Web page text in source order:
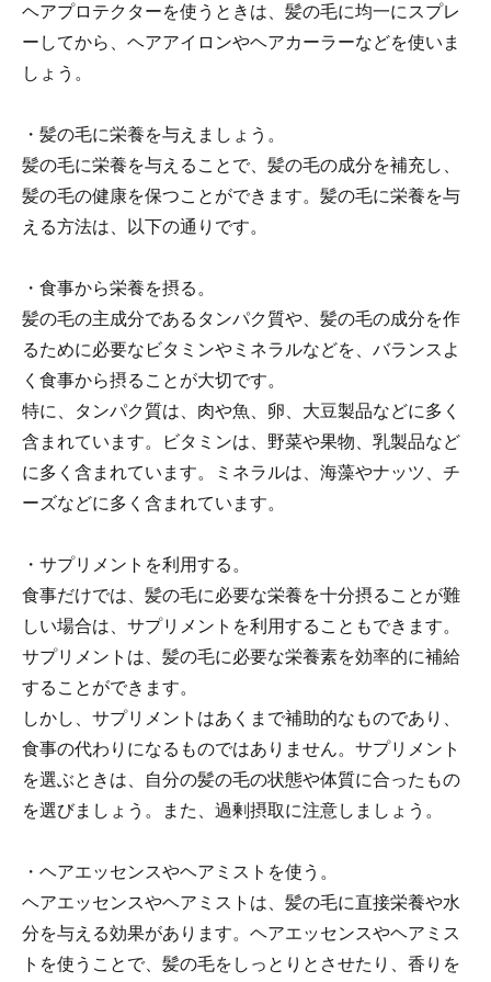
ヘアプロテクターを使うときは、髪の毛に均一にスプレ
ーしてから、ヘアアイロンやヘアカーラーなどを使いま
しょう。
・髪の毛に栄養を与えましょう。
髪の毛に栄養を与えることで、髪の毛の成分を補充し、
髪の毛の健康を保つことができます。髪の毛に栄養を与
える方法は、以下の通りです。
・食事から栄養を摂る。
髪の毛の主成分であるタンパク質や、髪の毛の成分を作
るために必要なビタミンやミネラルなどを、バランスよ
く食事から摂ることが大切です。
特に、タンパク質は、肉や魚、卵、大豆製品などに多く
含まれています。ビタミンは、野菜や果物、乳製品など
に多く含まれています。ミネラルは、海藻やナッツ、チ
ーズなどに多く含まれています。
・サプリメントを利用する。
食事だけでは、髪の毛に必要な栄養を十分摂ることが難
しい場合は、サプリメントを利用することもできます。
サプリメントは、髪の毛に必要な栄養素を効率的に補給
することができます。
しかし、サプリメントはあくまで補助的なものであり、
食事の代わりになるものではありません。サプリメント
を選ぶときは、自分の髪の毛の状態や体質に合ったもの
を選びましょう。また、過剰摂取に注意しましょう。
・ヘアエッセンスやヘアミストを使う。
ヘアエッセンスやヘアミストは、髪の毛に直接栄養や水
分を与える効果があります。ヘアエッセンスやヘアミス
トを使うことで、髪の毛をしっとりとさせたり、香りを